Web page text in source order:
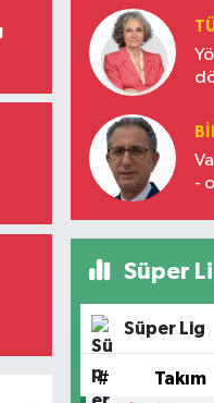
-
Süper
Süper Lig
# Takım